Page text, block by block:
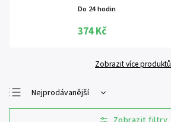
Do 24 hodin
374 Kč
Zobrazit více produktů
Nejprodávanější
Nejlevnější